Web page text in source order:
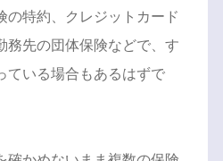
の特約、クレジットカード
務先の団体保険などで、す
ている場合もあるはずで